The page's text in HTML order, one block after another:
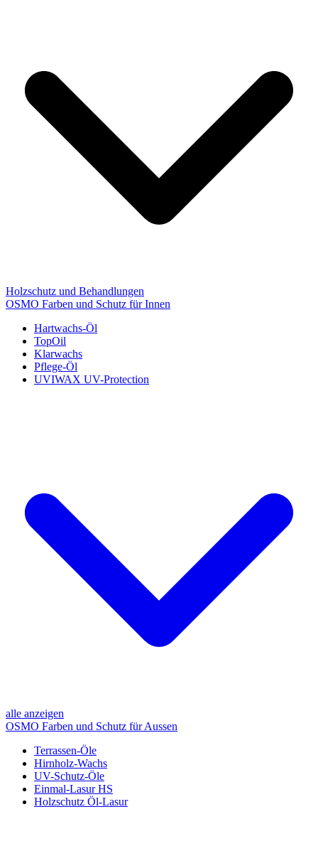
Holzschutz und Behandlungen
OSMO Farben und Schutz für Innen
Hartwachs-Öl
TopOil
Klarwachs
Pflege-Öl
UVIWAX UV-Protection
alle anzeigen
OSMO Farben und Schutz für Aussen
Terrassen-Öle
Hirnholz-Wachs
UV-Schutz-Öle
Einmal-Lasur HS
Holzschutz Öl-Lasur